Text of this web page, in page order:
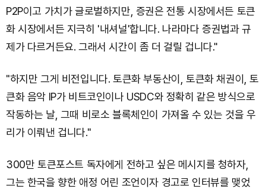
P2P이고 가치가 글로벌하지만, 증권은 전통 시장에서든 토큰
화 시장에서든 지극히 '내셔널'합니다. 나라마다 증권법과 규
제가 다르거든요. 그래서 시간이 좀 더 걸릴 겁니다."
"하지만 그게 비전입니다. 토큰화 부동산이, 토큰화 채권이, 토
큰화 음악 IP가 비트코인이나 USDC와 정확히 같은 방식으로
작동하는 날, 그때 비로소 블록체인이 가져올 수 있는 것을 우
리가 이뤄낸 겁니다."
300만 토큰포스트 독자에게 전하고 싶은 메시지를 청하자,
그는 한국을 향한 애정 어린 조언이자 경고로 인터뷰를 맺었